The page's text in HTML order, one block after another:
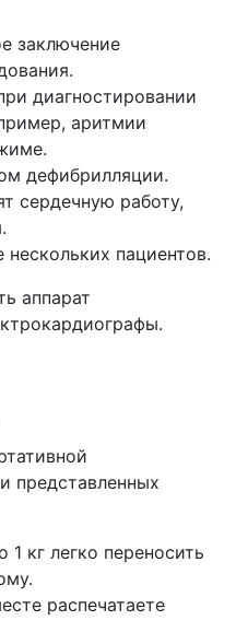
заключение
диагностировании
аритмии
дефибрилляции.
сердечную работу,
пациентов.
аппарат
представленных
кг легко переносить
распечатаете